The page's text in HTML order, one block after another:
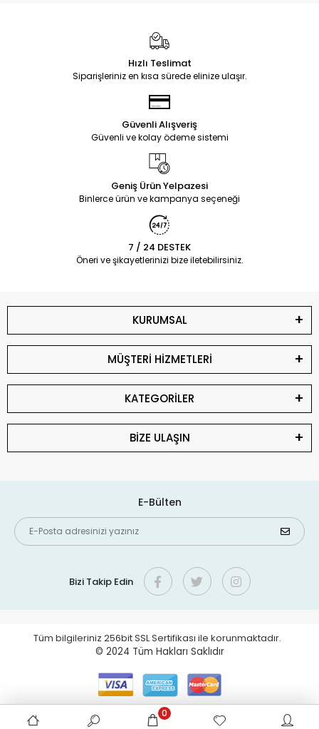
Hızlı Teslimat
Siparişleriniz en kısa sürede elinize ulaşır.
Güvenli Alışveriş
Güvenli ve kolay ödeme sistemi
Geniş Ürün Yelpazesi
Binlerce ürün ve kampanya seçeneği
7 / 24 DESTEK
Öneri ve şikayetlerinizi bize iletebilirsiniz.
KURUMSAL
MÜŞTERİ HİZMETLERİ
KATEGORİLER
BİZE ULAŞIN
E-Bülten
Bizi Takip Edin
Tüm bilgileriniz 256bit SSL Sertifikası ile korunmaktadır.
© 2024 Tüm Hakları Saklıdır
0